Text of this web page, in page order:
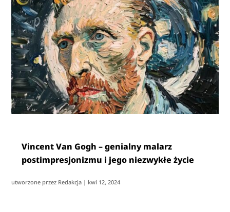
Vincent Van Gogh – genialny malarz
postimpresjonizmu i jego niezwykłe życie
utworzone przez Redakcja | kwi 12, 2024